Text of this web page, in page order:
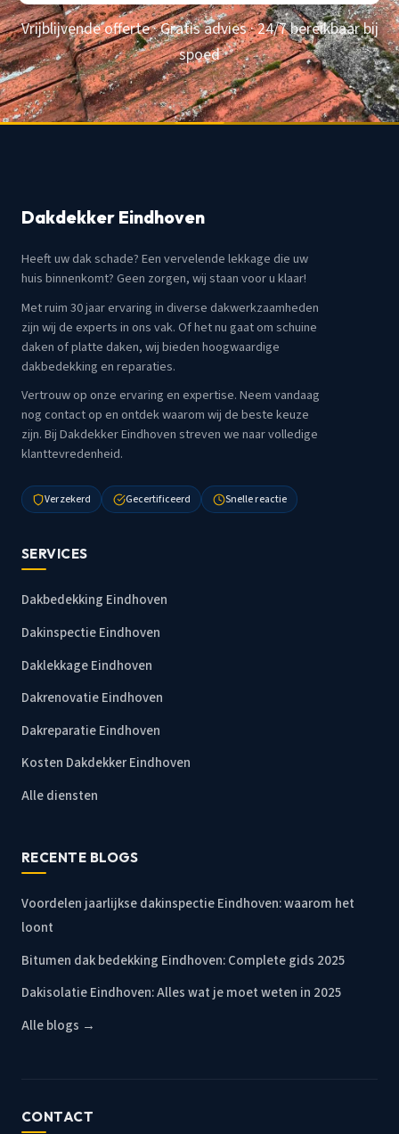
Vrijblijvende offerte · Gratis advies · 24/7 bereikbaar bij
spoed
Dakdekker Eindhoven
Heeft uw dak schade? Een vervelende lekkage die uw
huis binnenkomt? Geen zorgen, wij staan voor u klaar!
Met ruim 30 jaar ervaring in diverse dakwerkzaamheden
zijn wij de experts in ons vak. Of het nu gaat om schuine
daken of platte daken, wij bieden hoogwaardige
dakbedekking en reparaties.
Vertrouw op onze ervaring en expertise. Neem vandaag
nog contact op en ontdek waarom wij de beste keuze
zijn. Bij Dakdekker Eindhoven streven we naar volledige
klanttevredenheid.
Verzekerd Gecertificeerd Snelle reactie
SERVICES
Dakbedekking Eindhoven
Dakinspectie Eindhoven
Daklekkage Eindhoven
Dakrenovatie Eindhoven
Dakreparatie Eindhoven
Kosten Dakdekker Eindhoven
Alle diensten
RECENTE BLOGS
Voordelen jaarlijkse dakinspectie Eindhoven: waarom het
loont
Bitumen dak bedekking Eindhoven: Complete gids 2025
Dakisolatie Eindhoven: Alles wat je moet weten in 2025
Alle blogs →
CONTACT